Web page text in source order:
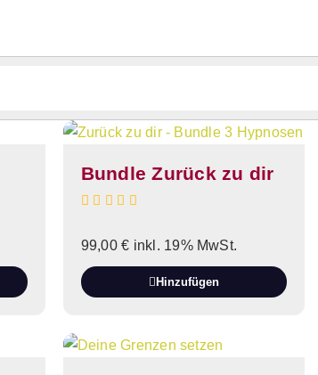
Bundle Zurück zu dir
99,00€ inkl. 19% MwSt.
Hinzufügen